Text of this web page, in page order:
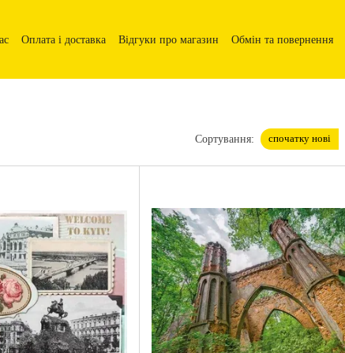
Оплата і доставка Відгуки про магазин Обмін та повернення
Сортування: спочатку нові